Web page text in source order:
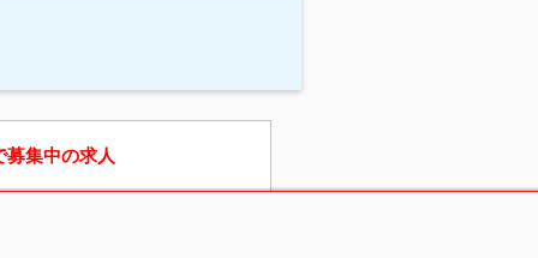
募集中の求人